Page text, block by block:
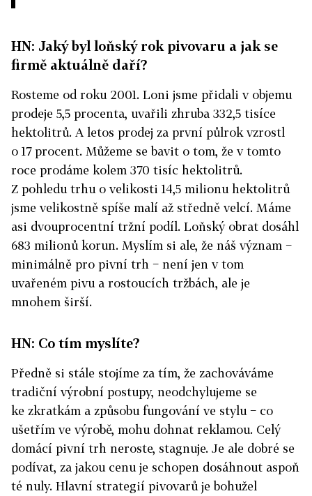
HN: Jaký byl loňský rok pivovaru a jak se
firmě aktuálně daří?
Rosteme od roku 2001. Loni jsme přidali v objemu
prodeje 5,5 procenta, uvařili zhruba 332,5 tisíce
hektolitrů. A letos prodej za první půlrok vzrostl
o 17 procent. Můžeme se bavit o tom, že v tomto
roce prodáme kolem 370 tisíc hektolitrů.
Z pohledu trhu o velikosti 14,5 milionu hektolitrů
jsme velikostně spíše malí až středně velcí. Máme
asi dvouprocentní tržní podíl. Loňský obrat dosáhl
683 milionů korun. Myslím si ale, že náš význam −
minimálně pro pivní trh − není jen v tom
uvařeném pivu a rostoucích tržbách, ale je
mnohem širší.
HN: Co tím myslíte?
Předně si stále stojíme za tím, že zachováváme
tradiční výrobní postupy, neodchylujeme se
ke zkratkám a způsobu fungování ve stylu − co
ušetřím ve výrobě, mohu dohnat reklamou. Celý
domácí pivní trh neroste, stagnuje. Je ale dobré se
podívat, za jakou cenu je schopen dosáhnout aspoň
té nuly. Hlavní strategií pivovarů je bohužel